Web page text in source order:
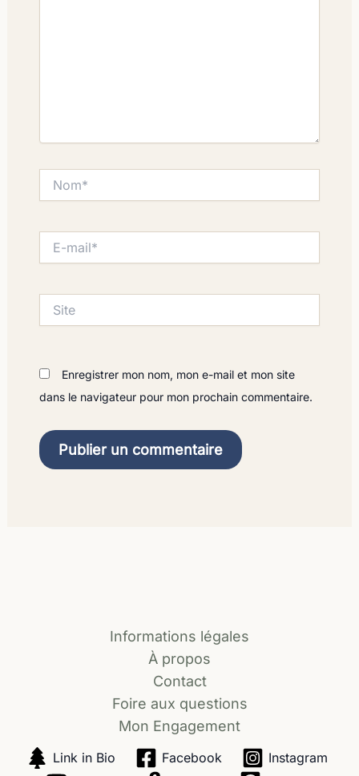
mail*
Enregistrer mon nom, mon e-mail et mon site
dans le navigateur pour mon prochain commentaire.
Informations légales
À propos
Contact
Foire aux questions
Mon Engagement
Link in Bio Facebook
Instagram